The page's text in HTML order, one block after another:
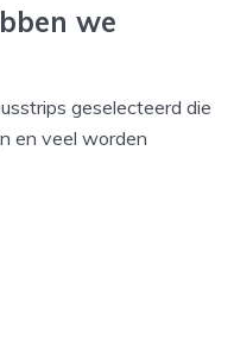
we
geselecteerd die
en veel worden